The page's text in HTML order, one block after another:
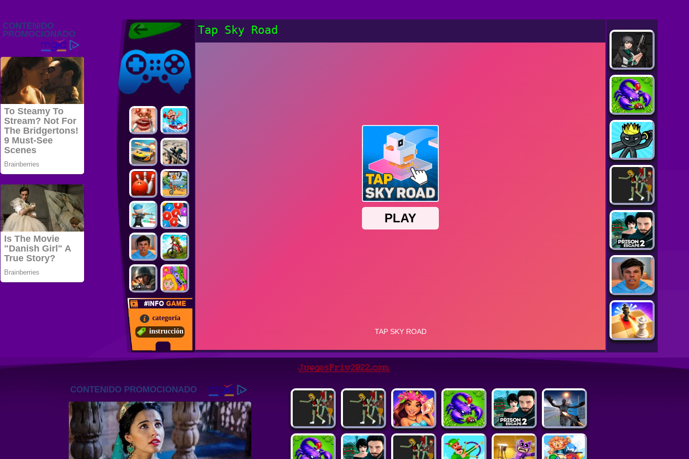
Juegos Friv
2022, Juegos
2022
Juegos Friv
categoría
instrucción
Tap Sky Road